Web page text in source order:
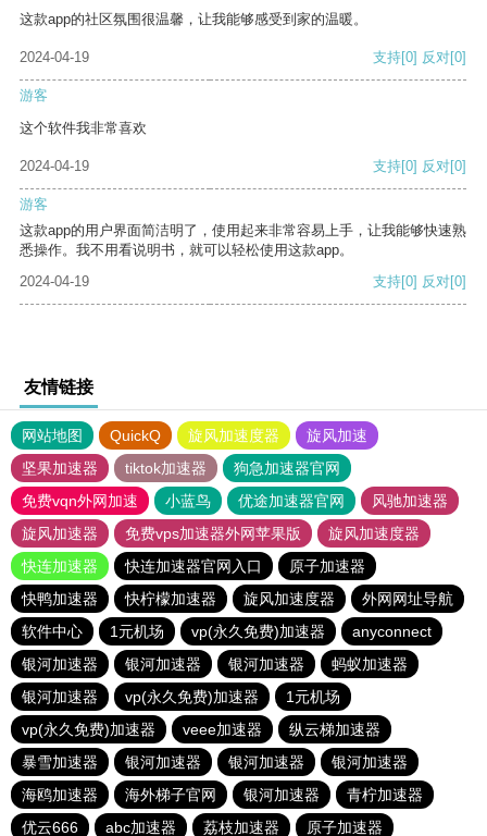
这款app的社区氛围很温馨，让我能够感受到家的温暖。
2024-04-19 支持[0] 反对[0]
游客
这个软件我非常喜欢
2024-04-19 支持[0] 反对[0]
游客
这款app的用户界面简洁明了，使用起来非常容易上手，让我能够快速熟
悉操作。我不用看说明书，就可以轻松使用这款app。
2024-04-19
支持[0] 反对[0]
友情链接
网站地图 QuickQ 旋风加速度器
旋风加速
坚果加速器
tiktok加速器
狗急加速器官网
免费vqn外网加速
小蓝鸟 优途加速器官网
风驰加速器
旋风加速器
免费vps加速器外网苹果版
旋风加速度器
快连加速器
快连加速器官网入口
原子加速器
快鸭加速器
快柠檬加速器 旋风加速度器
外网网址导航
软件中心
1元机场 vp(永久免费)加速器
anyconnect
银河加速器
银河加速器 银河加速器
蚂蚁加速器
银河加速器
vp(永久免费)加速器
1元机场
vp(永久免费)加速器
veee加速器
纵云梯加速器
暴雪加速器
银河加速器 银河加速器
银河加速器
海鸥加速器
海外梯子官网 银河加速器
青柠加速器
优云666
abc加速器 荔枝加速器 原子加速器